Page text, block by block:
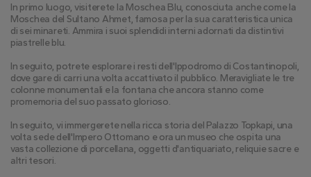
In primo luogo, visiterete la Moschea Blu, conosciuta anche come la
Moschea del Sultano Ahmet, famosa per la sua caratteristica unica
di sei minareti. Ammira i suoi splendidi interni adornati da distintivi
piastrelle blu.
In seguito, potrete esplorare i resti dell'Ippodromo di Costantinopoli,
dove gare di carri una volta accattivato il pubblico. Meravigliate le tre
colonne monumentali e la fontana che ancora stanno come
promemoria del suo passato glorioso.
In seguito, vi immergerete nella ricca storia del Palazzo Topkapi, una
volta sede dell'Impero Ottomano e ora un museo che ospita una
vasta collezione di porcellana, oggetti d'antiquariato, reliquie sacre e
altri tesori.